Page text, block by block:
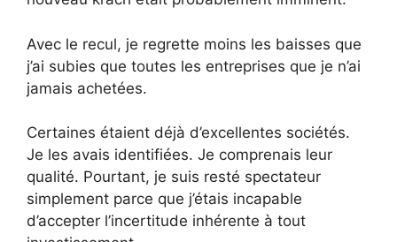
Avec le recul, je regrette moins les baisses que
j’ai subies que toutes les entreprises que je n’ai
jamais achetées.
Certaines étaient déjà d’excellentes sociétés.
Je les avais identifiées. Je comprenais leur
qualité. Pourtant, je suis resté spectateur
simplement parce que j’étais incapable
d’accepter l’incertitude inhérente à tout